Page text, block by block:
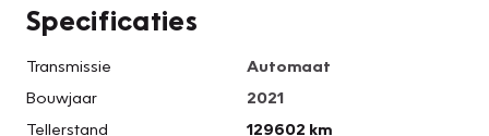
Specificaties
Transmissie
Automaat
Bouwjaar
2021
Tellerstand
129602 km